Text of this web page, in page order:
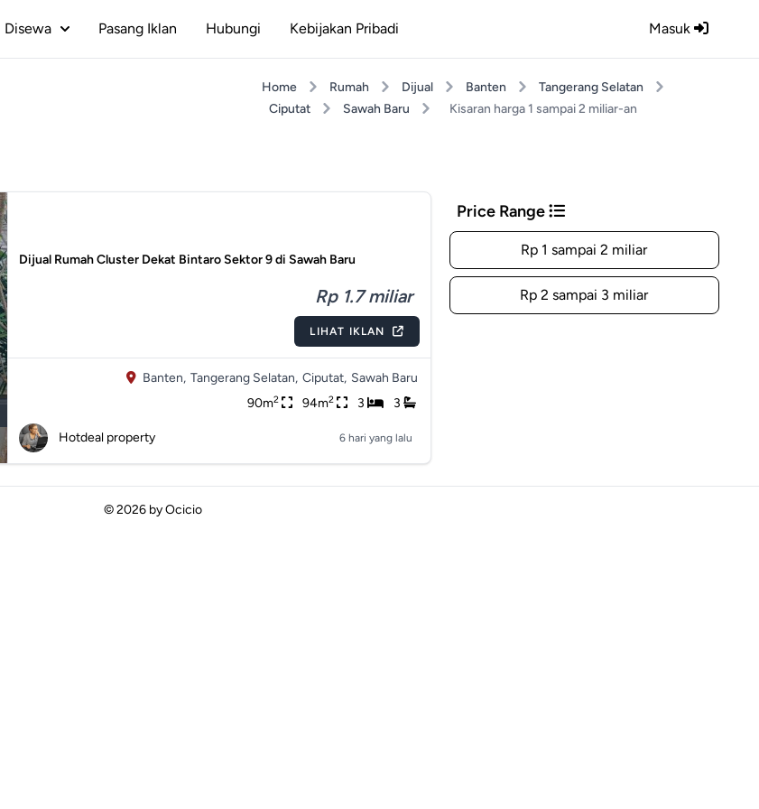
Masuk
Disewa Pasang Iklan Hubungi Kebijakan Pribadi
Home Rumah Dijual Banten
Tangerang Selatan
Ciputat
Sawah Baru Kisaran harga 1 sampai 2 miliar-an
Dijual Rumah Cluster Dekat Bintaro Sektor 9 di Sawah Baru
Rp 1.7 miliar
LIHAT IKLAN
Banten, Tangerang Selatan, Ciputat, Sawah Baru
90m2 94m2 3 3
Hotdeal property 6 hari yang lalu
Price Range
Rp 1 sampai 2 miliar
Rp 2 sampai 3 miliar
© 2026 byOcicio